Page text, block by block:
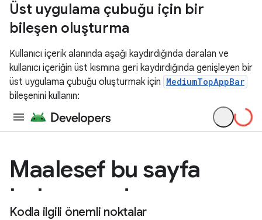
Üst uygulama çubuğu için bir
bileşen oluşturma
Kullanıcı içerik alanında aşağı kaydırdığında daralan ve
kullanıcı içeriğin üst kısmına geri kaydırdığında genişleyen bir
üst uygulama çubuğu oluşturmak için MediumTopAppBar
bileşenini kullanın:
Kodla ilgili önemli noktalar